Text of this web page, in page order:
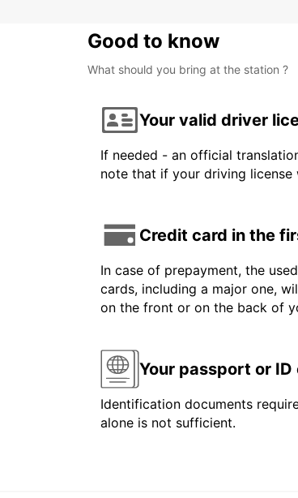
Good to know
What should you bring at the station ?
Your valid driver
If needed - an official
note that if your driving license
Credit card in the
In case of prepayment, the
cards, including a major one,
on the front or on the back of
Your passport or ID
Identification documents
alone is not sufficient.